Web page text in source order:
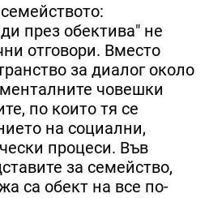
през обектива" не
отговори. Вместо
за диалог около
човешки
по които тя се
на социални,
процеси. Във
за семейство,
са обект на все по-